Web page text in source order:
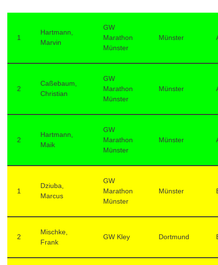
1
Hartmann,
Marvin
GW
Marathon
Münster
Münster
2
Caßebaum,
Christian
GW
Marathon
Münster
Münster
2
Hartmann,
Maik
GW
Marathon
Münster
Münster
1
Dziuba,
Marcus
GW
Marathon
Münster
Münster
2
Mischke,
Frank
GW Kley Dortmund